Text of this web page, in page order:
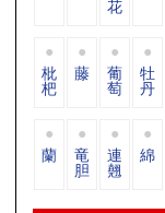
花
枇
杷
藤 葡
萄
牡
丹
蘭 竜
胆
連
翹
綿